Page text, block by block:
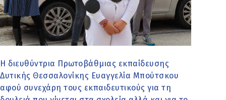
Η διευθύντρια Πρωτοβάθμιας εκπαίδευσης
Δυτικής Θεσσαλονίκης Ευαγγελία Μπούτσκου
αφού συνεχάρη τους εκπαιδευτικούς για τη